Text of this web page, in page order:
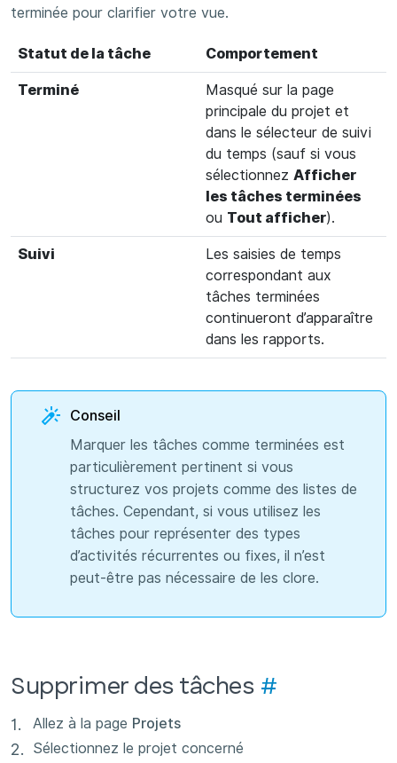
terminée pour clarifier votre vue.
Statut de la tâche Comportement
Terminé
Masqué sur la page
principale du projet et
dans le sélecteur de suivi
du temps (sauf si vous
sélectionnez Afficher
les tâches terminées
ou Tout afficher).
Suivi
Les saisies de temps
correspondant aux
tâches terminées
continueront d’apparaître
dans les rapports.
Conseil
Marquer les tâches comme terminées est
particulièrement pertinent si vous
structurez vos projets comme des listes de
tâches. Cependant, si vous utilisez les
tâches pour représenter des types
d’activités récurrentes ou fixes, il n’est
peut-être pas nécessaire de les clore.
Supprimer des tâches #
Allez à la page Projets
Sélectionnez le projet concerné